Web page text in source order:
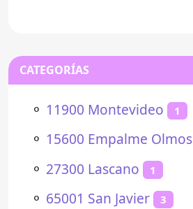
CATEGORÍAS
⚬ 11900 Montevideo 1
⚬ 15600 Empalme Olmos
⚬ 27300 Lascano 1
⚬ 65001 San Javier 3